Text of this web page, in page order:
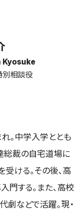
別相談役
。中学入学ととも
総裁の自宅道場に
ける。その後、高
門する。また、高校
劇などで活躍。現・